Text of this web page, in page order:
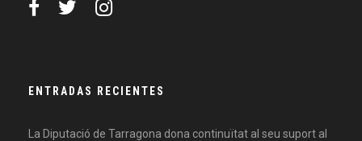
ENTRADAS RECIENTES
La Diputació de Tarragona dona continuïtat al seu suport al